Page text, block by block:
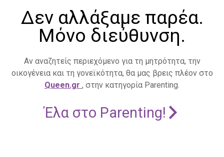
Δεν αλλάξαμε παρέα.
Μόνο διεύθυνση.
Αν αναζητείς περιεχόμενο για τη μητρότητα, την
οικογένεια και τη γονεϊκότητα, θα μας βρεις πλέον στο
Queen.gr , στην κατηγορία Parenting.
Έλα στο Parenting!